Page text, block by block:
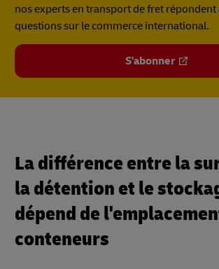
nos experts en transport de fret répondent
questions sur le commerce international.
S'abonner
La différence entre la
la détention et le
dépend de
conteneurs